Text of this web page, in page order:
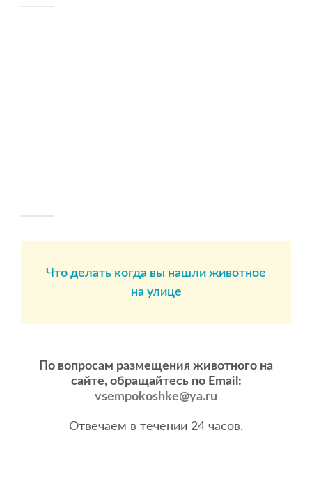
Что делать когда вы нашли животное
на улице
По вопросам размещения животного на
сайте, обращайтесь по Email:
vsempokoshke@ya.ru
Отвечаем в течении 24 часов.